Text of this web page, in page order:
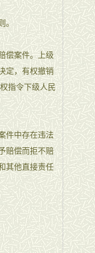
。
偿案件。上级
定，有权撤销
指令下级人民
件中存在违法
赔偿而拒不赔
其他直接责任